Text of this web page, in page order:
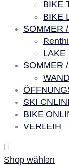
BIKE
BIKE
SOMMER
LAKE
SOMMER
SKI
BIKE
VERLEIH
Shop wählen